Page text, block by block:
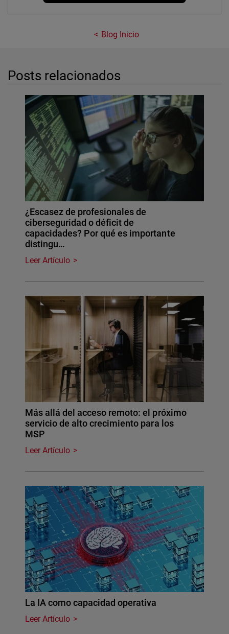
Blog Inicio
Posts relacionados
¿Escasez de profesionales de
ciberseguridad o déficit de
capacidades? Por qué es importante
distingu…
Leer Artículo
Más allá del acceso remoto: el próximo
servicio de alto crecimiento para los
MSP
Leer Artículo
La IA como capacidad operativa
Leer Artículo